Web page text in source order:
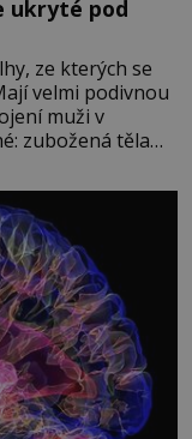
ukryté pod
ze kterých se
velmi podivnou
muži v
zubožená těla
1945, druhá